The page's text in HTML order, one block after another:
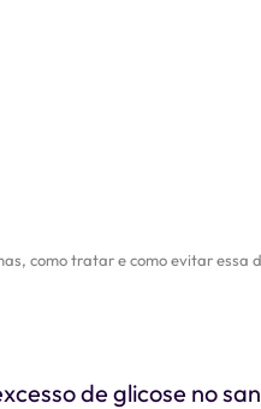
como tratar e como evitar essa
de glicose no